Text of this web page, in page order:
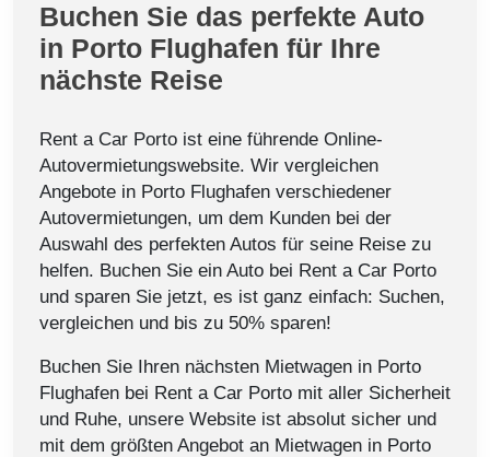
Buchen Sie das perfekte Auto
in Porto Flughafen für Ihre
nächste Reise
Rent a Car Porto ist eine führende Online-
Autovermietungswebsite. Wir vergleichen
Angebote in Porto Flughafen verschiedener
Autovermietungen, um dem Kunden bei der
Auswahl des perfekten Autos für seine Reise zu
helfen. Buchen Sie ein Auto bei Rent a Car Porto
und sparen Sie jetzt, es ist ganz einfach: Suchen,
vergleichen und bis zu 50% sparen!
Buchen Sie Ihren nächsten Mietwagen in Porto
Flughafen bei Rent a Car Porto mit aller Sicherheit
und Ruhe, unsere Website ist absolut sicher und
mit dem größten Angebot an Mietwagen in Porto